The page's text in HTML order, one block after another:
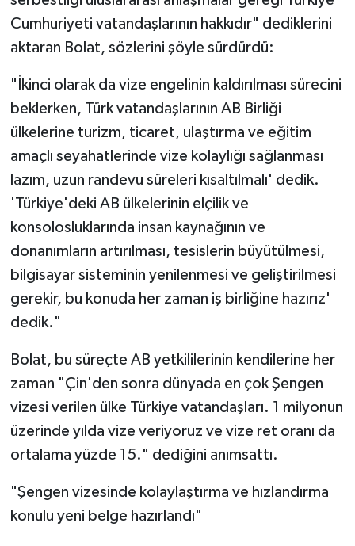
Cumhuriyeti vatandaşlarının hakkıdır" dediklerini
aktaran Bolat, sözlerini şöyle sürdürdü:
"İkinci olarak da vize engelinin kaldırılması sürecini
beklerken, Türk vatandaşlarının AB Birliği
ülkelerine turizm, ticaret, ulaştırma ve eğitim
amaçlı seyahatlerinde vize kolaylığı sağlanması
lazım, uzun randevu süreleri kısaltılmalı' dedik.
'Türkiye'deki AB ülkelerinin elçilik ve
konsolosluklarında insan kaynağının ve
donanımların artırılması, tesislerin büyütülmesi,
bilgisayar sisteminin yenilenmesi ve geliştirilmesi
gerekir, bu konuda her zaman iş birliğine hazırız'
dedik."
Bolat, bu süreçte AB yetkililerinin kendilerine her
zaman "Çin'den sonra dünyada en çok Şengen
vizesi verilen ülke Türkiye vatandaşları. 1 milyonun
üzerinde yılda vize veriyoruz ve vize ret oranı da
ortalama yüzde 15." dediğini anımsattı.
"Şengen vizesinde kolaylaştırma ve hızlandırma
konulu yeni belge hazırlandı"